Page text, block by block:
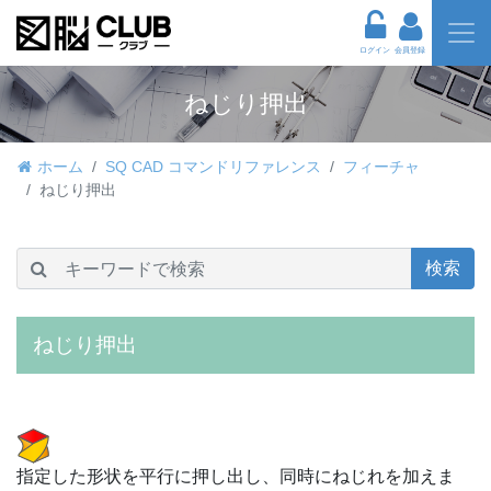
ログイン 会員登録
ねじり押出
ホーム SQ CAD コマンドリファレンス
フィーチャ
ねじり押出
検索
ねじり押出
指定した形状を平行に押し出し、同時にねじれを加えま